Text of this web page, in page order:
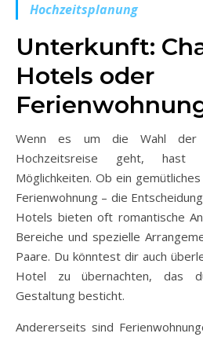
Hochzeitsplanung
Unterkunft:
Hotels oder
Wenn es um die Wahl der
Hochzeitsreise geht, hast
Möglichkeiten. Ob ein
Ferienwohnung – die
Hotels bieten oft romantische
Bereiche und spezielle
Paare. Du könntest dir auch
Hotel zu übernachten, das
Gestaltung besticht.
Andererseits sind